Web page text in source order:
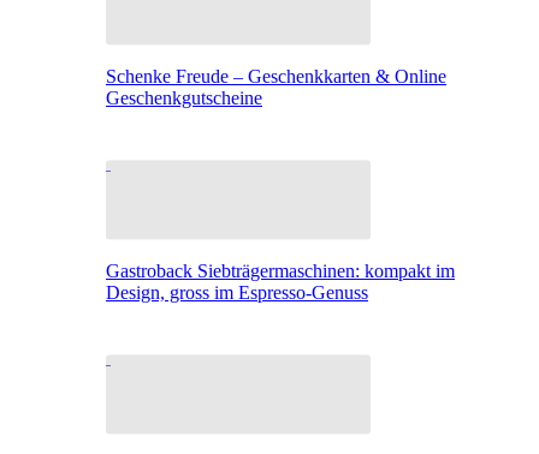
Schenke Freude – Geschenkkarten & Online
Geschenkgutscheine
Gastroback Siebträgermaschinen: kompakt im
Design, gross im Espresso-Genuss